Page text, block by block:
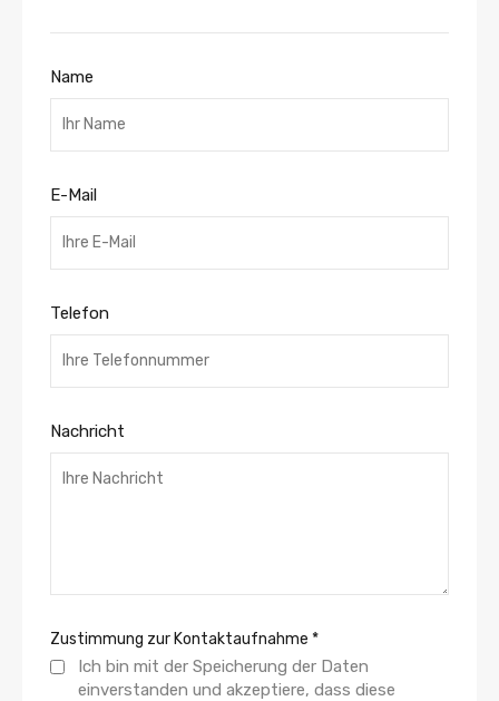
Name
E-Mail
Telefon
Nachricht
Zustimmung zur Kontaktaufnahme *
Ich bin mit der Speicherung der Daten
einverstanden und akzeptiere, dass diese